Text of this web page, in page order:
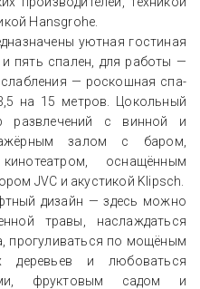
Hansgrohe.
уютная гостиная
пять спален, для работы —
— роскошная спа-
на 15 метров. Цокольный
развлечений с винной и
залом с баром,
оснащённым
JVC и акустикой Klipsch.
дизайн — здесь можно
травы, наслаждаться
прогуливаться по мощёным
и любоваться
фруктовым садом и